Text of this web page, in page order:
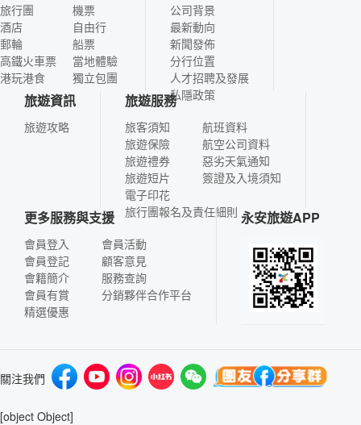
旅行團
酒店
郵輪
高鐵火車票
港玩港食
機票
自由行
船票
當地體驗
獨立包團
公司背景
最新動向
新聞發佈
分行位置
人才招聘及發展
私隱政策
旅遊資訊
旅遊攻略
旅遊服務
旅客須知
旅遊保險
旅遊禮券
旅遊短片
電子印花
航班資料
航空公司資料
惡劣天氣通知
簽證及入境須知
旅行團報名及責任細則
更多服務與支援
會員登入
會員登記
會籍簡介
會員有賞
精選優惠
會員活動
顧客意見
服務查詢
分銷夥伴合作平台
永安旅遊APP
關注我們
[object Object]